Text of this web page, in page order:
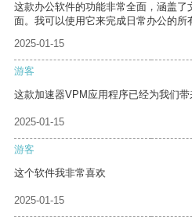
这款办公软件的功能非常全面，涵盖
面。我可以使用它来完成日常办公的所
2025-01-15
游客
这款加速器VPM应用程序已经为我们带
2025-01-15
游客
这个软件我非常喜欢
2025-01-15